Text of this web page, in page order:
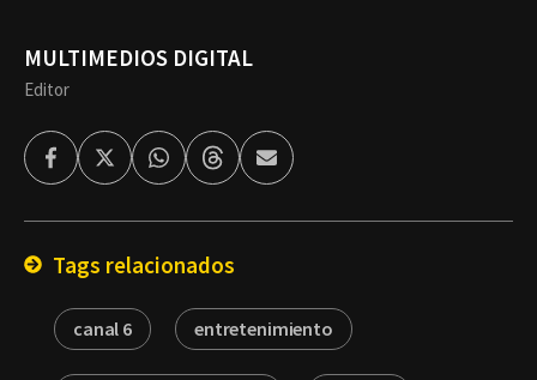
MULTIMEDIOS DIGITAL
Editor
FacebookTwitterWhatsappThreadsEnviar
por
Tags relacionados
canal 6 entretenimiento